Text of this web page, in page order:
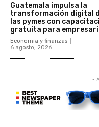
Guatemala impulsa la
transformación digital
las pymes con
gratuita para
Economía y finanzas
6 agosto, 2026
-